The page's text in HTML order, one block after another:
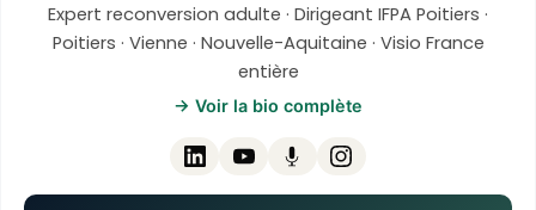
Expert reconversion adulte · Dirigeant IFPA Poitiers ·
Poitiers · Vienne · Nouvelle-Aquitaine · Visio France
entière
→ Voir la bio complète